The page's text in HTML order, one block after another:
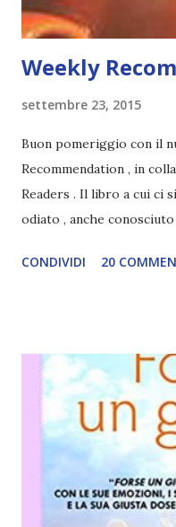
Weekly
settembre 23, 2015
Buon pomeriggio con il
Recommendation , in
Readers . Il libro a cui ci
odiato , anche
esclusivamente sul
un libro che potrebbe
amato The Duff. Il libro
bellissima stasera e
naso. Non posso darvi
cover sono qualcosa di
peccato perché è un
new adult che ho
CONDIVIDI 20